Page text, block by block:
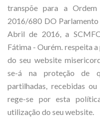
transpõe para a
2016/680 DO
Abril de 2016, a
Fátima - Ourém. respeita
do seu website
se-á na proteção de
partilhadas, recebidas
rege-se por esta
utilização do seu website.